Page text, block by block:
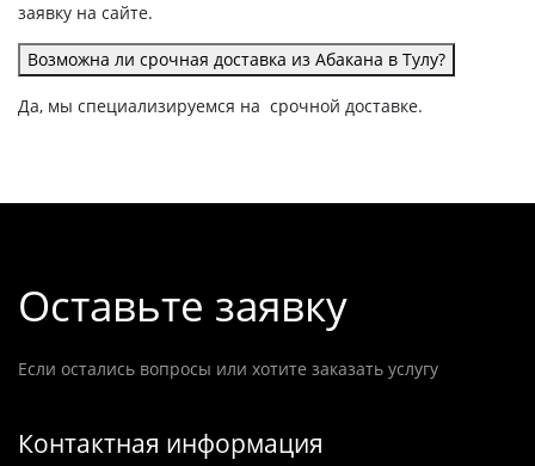
заявку на сайте.
Возможна ли срочная доставка из Абакана в Тулу?
Да, мы специализируемся на срочной доставке.
Оставьте заявку
Если остались вопросы или хотите заказать услугу
Контактная информация